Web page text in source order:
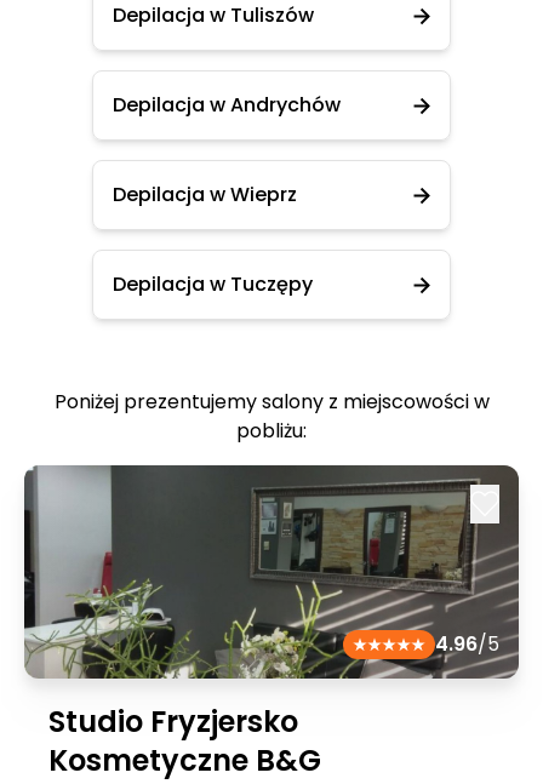
Depilacja w Tuliszów
Depilacja w Andrychów
Depilacja w Wieprz
Depilacja w Tuczępy
Poniżej prezentujemy salony z miejscowości w
pobliżu:
4.96/5
Studio Fryzjersko
Kosmetyczne B&G